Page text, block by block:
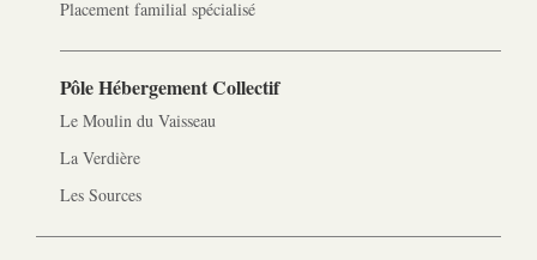
Placement familial spécialisé
Pôle Hébergement Collectif
Le Moulin du Vaisseau
La Verdière
Les Sources